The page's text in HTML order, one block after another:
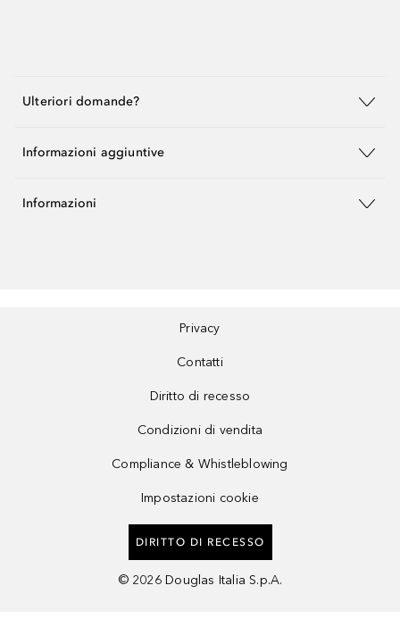
Ulteriori domande?
Informazioni aggiuntive
Informazioni
Privacy
Contatti
Diritto di recesso
Condizioni di vendita
Compliance & Whistleblowing
Impostazioni cookie
DIRITTO DI RECESSO
© 2026 Douglas Italia S.p.A.